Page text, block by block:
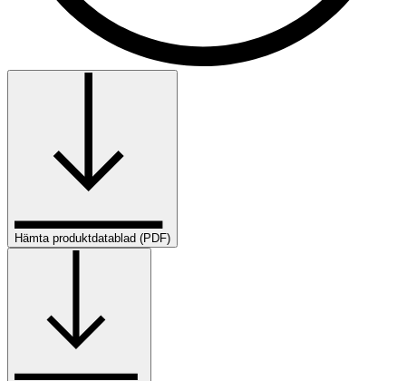
Hämta produktdatablad (PDF)